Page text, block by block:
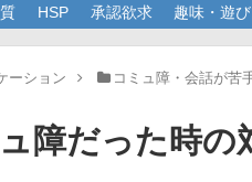
HSP 承認欲求 趣味・遊び
ーション コミュ障・会話が苦
障だった時の